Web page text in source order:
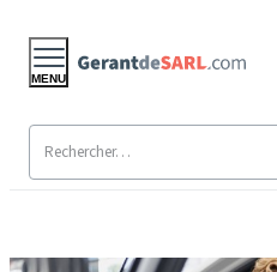
MENU